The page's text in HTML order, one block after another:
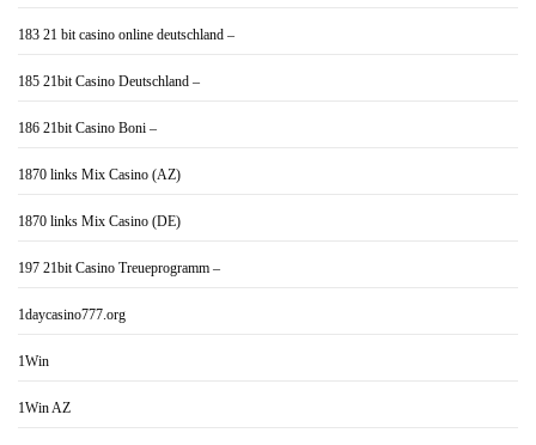
183 21 bit casino online deutschland –
185 21bit Casino Deutschland –
186 21bit Casino Boni –
1870 links Mix Casino (AZ)
1870 links Mix Casino (DE)
197 21bit Casino Treueprogramm –
1daycasino777.org
1Win
1Win AZ